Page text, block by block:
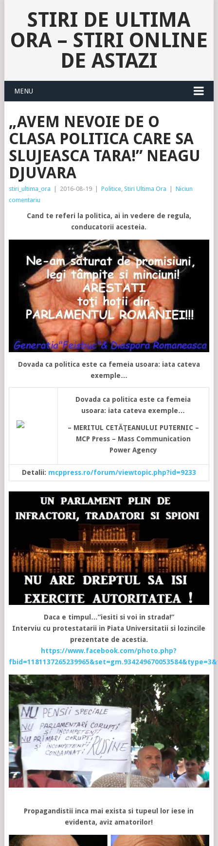
STIRI DE ULTIMA
ORA – STIRI ONLINE
DE ASTAZI
MENU
„AVEM NEVOIE DE O
CLASA POLITICA CARE SA
SLUJEASCA TARA!” NEAGU
DJUVARA
stiri_ultima_ora 2016-08-19 Politice, Stiri Ultima Ora
Niciun
comentariu
Cand te referi la politica, ai in vedere de regula,
conducatorii acesteia.
Dovada ca politica este ca femeia usoara: iata cateva
exemple…
Dovada ca politica este ca femeia
usoara: iata cateva exemple…
– MERITUL CETĂŢEANULUI PUTERNIC –
MCP Press – Mass Communication
Power Agency
Detalii: mcppress.ro/forum/viewtopic.php?id=9233
Daca e timpul…”iesiti si voi in strada!”
Interviu cu protestatarii in Piata Universitatii si lozincile
prezentate de acestia.
https://www.facebook.com/photo.php?
Propagandistii inca mai exista si tupeul lor iese in
evidenta, aviz amatorilor!